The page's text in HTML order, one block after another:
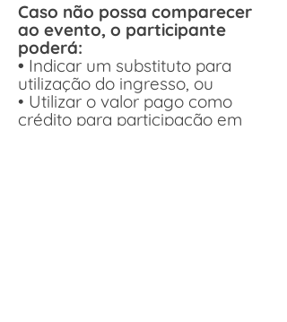
Caso não possa comparecer
ao evento, o participante
poderá:
• Indicar um substituto para
utilização do ingresso, ou
• Utilizar o valor pago como
crédito para participação em